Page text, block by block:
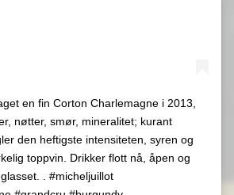
en fin Corton Charlemagne i 2013,
nøtter, smør, mineralitet; kurant
den heftigste intensiteten, syren og
toppvin. Drikker flott nå, åpen og
. #micheljuillot